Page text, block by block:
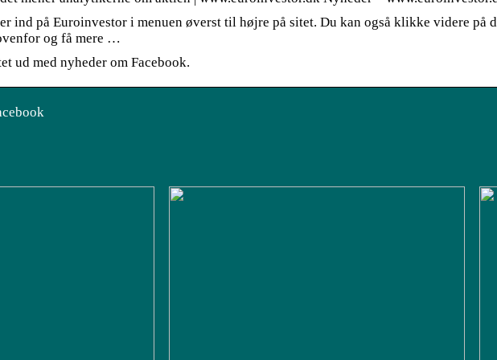
ind på Euroinvestor i menuen øverst til højre på sitet. Du kan også klikke videre på
og få mere …
ud med nyheder om Facebook.